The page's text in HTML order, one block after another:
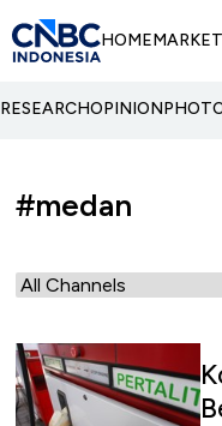
HOMEMARKET
RESEARCHOPINION
#medan